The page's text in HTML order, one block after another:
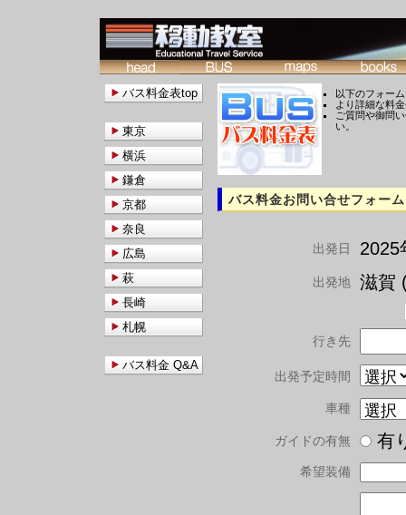
以下のフォー
より詳細な料
ご質問や御問
い。
バス料金お問い合せフォーム
出発日 2025
出発地 滋賀
行き先
出発予定時間
車種
ガイドの有無
希望装備
バス料金表top
東京
横浜
鎌倉
京都
奈良
広島
萩
長崎
札幌
バス料金 Q&A